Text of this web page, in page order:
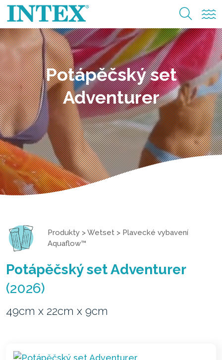
Potápěčský set
Adventurer
Produkty >Wetset > Plavecké vybavení
Aquaflow™
Potápěčský set Adventurer
(2026)
49cm x 22cm x 9cm